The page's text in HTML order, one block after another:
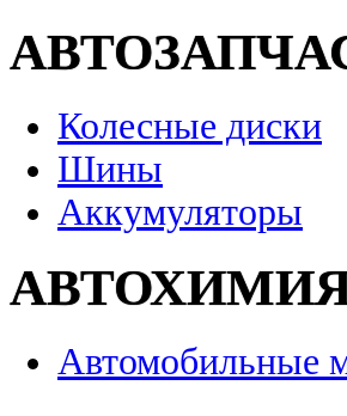
Колесные диски
Шины
Аккумуляторы
Автомобильные